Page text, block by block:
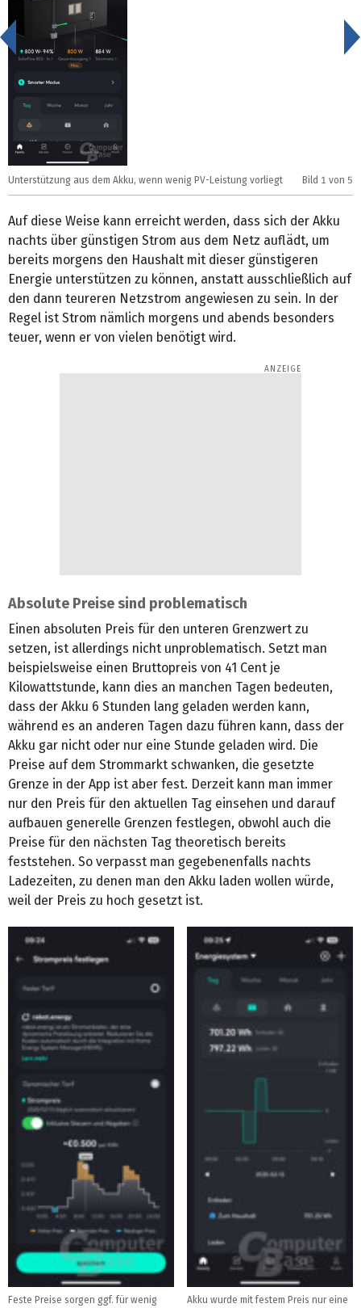
Unterstützung aus dem Akku, wenn wenig PV-Leistung vorliegt Bild 1 von 5
<
Auf diese Weise kann erreicht werden, dass sich der Akku
nachts über günstigen Strom aus dem Netz auflädt, um
bereits morgens den Haushalt mit dieser günstigeren
Energie unterstützen zu können, anstatt ausschließlich auf
den dann teureren Netzstrom angewiesen zu sein. In der
Regel ist Strom nämlich morgens und abends besonders
teuer, wenn er von vielen benötigt wird.
Absolute Preise sind problematisch
Einen absoluten Preis für den unteren Grenzwert zu
setzen, ist allerdings nicht unproblematisch. Setzt man
beispielsweise einen Bruttopreis von 41 Cent je
Kilowattstunde, kann dies an manchen Tagen bedeuten,
dass der Akku 6 Stunden lang geladen werden kann,
während es an anderen Tagen dazu führen kann, dass der
Akku gar nicht oder nur eine Stunde geladen wird. Die
Preise auf dem Strommarkt schwanken, die gesetzte
Grenze in der App ist aber fest. Derzeit kann man immer
nur den Preis für den aktuellen Tag einsehen und darauf
aufbauen generelle Grenzen festlegen, obwohl auch die
Preise für den nächsten Tag theoretisch bereits
feststehen. So verpasst man gegebenenfalls nachts
Ladezeiten, zu denen man den Akku laden wollen würde,
weil der Preis zu hoch gesetzt ist.
Feste Preise sorgen ggf. für wenig Akku wurde mit festem Preis nur eine